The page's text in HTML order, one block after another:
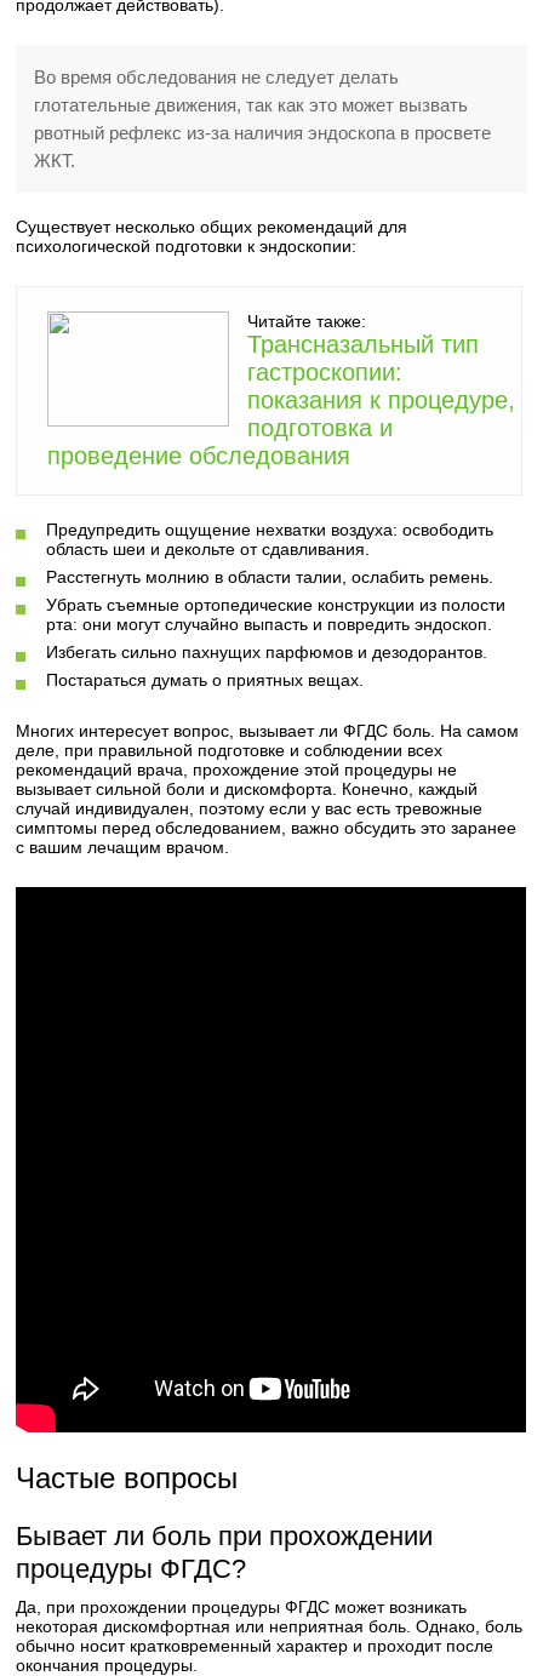
продолжает действовать).
Во время обследования не следует делать
глотательные движения, так как это может вызвать
рвотный рефлекс из-за наличия эндоскопа в просвете
ЖКТ.
Существует несколько общих рекомендаций для
психологической подготовки к эндоскопии:
Читайте также:
Трансназальный тип
гастроскопии:
показания к процедуре,
подготовка и
проведение обследования
Предупредить ощущение нехватки воздуха: освободить
область шеи и декольте от сдавливания.
Расстегнуть молнию в области талии, ослабить ремень.
Убрать съемные ортопедические конструкции из полости
рта: они могут случайно выпасть и повредить эндоскоп.
Избегать сильно пахнущих парфюмов и дезодорантов.
Постараться думать о приятных вещах.
Многих интересует вопрос, вызывает ли ФГДС боль. На самом
деле, при правильной подготовке и соблюдении всех
рекомендаций врача, прохождение этой процедуры не
вызывает сильной боли и дискомфорта. Конечно, каждый
случай индивидуален, поэтому если у вас есть тревожные
симптомы перед обследованием, важно обсудить это заранее
с вашим лечащим врачом.
Частые вопросы
Бывает ли боль при прохождении
процедуры ФГДС?
Да, при прохождении процедуры ФГДС может возникать
некоторая дискомфортная или неприятная боль. Однако, боль
обычно носит кратковременный характер и проходит после
окончания процедуры.